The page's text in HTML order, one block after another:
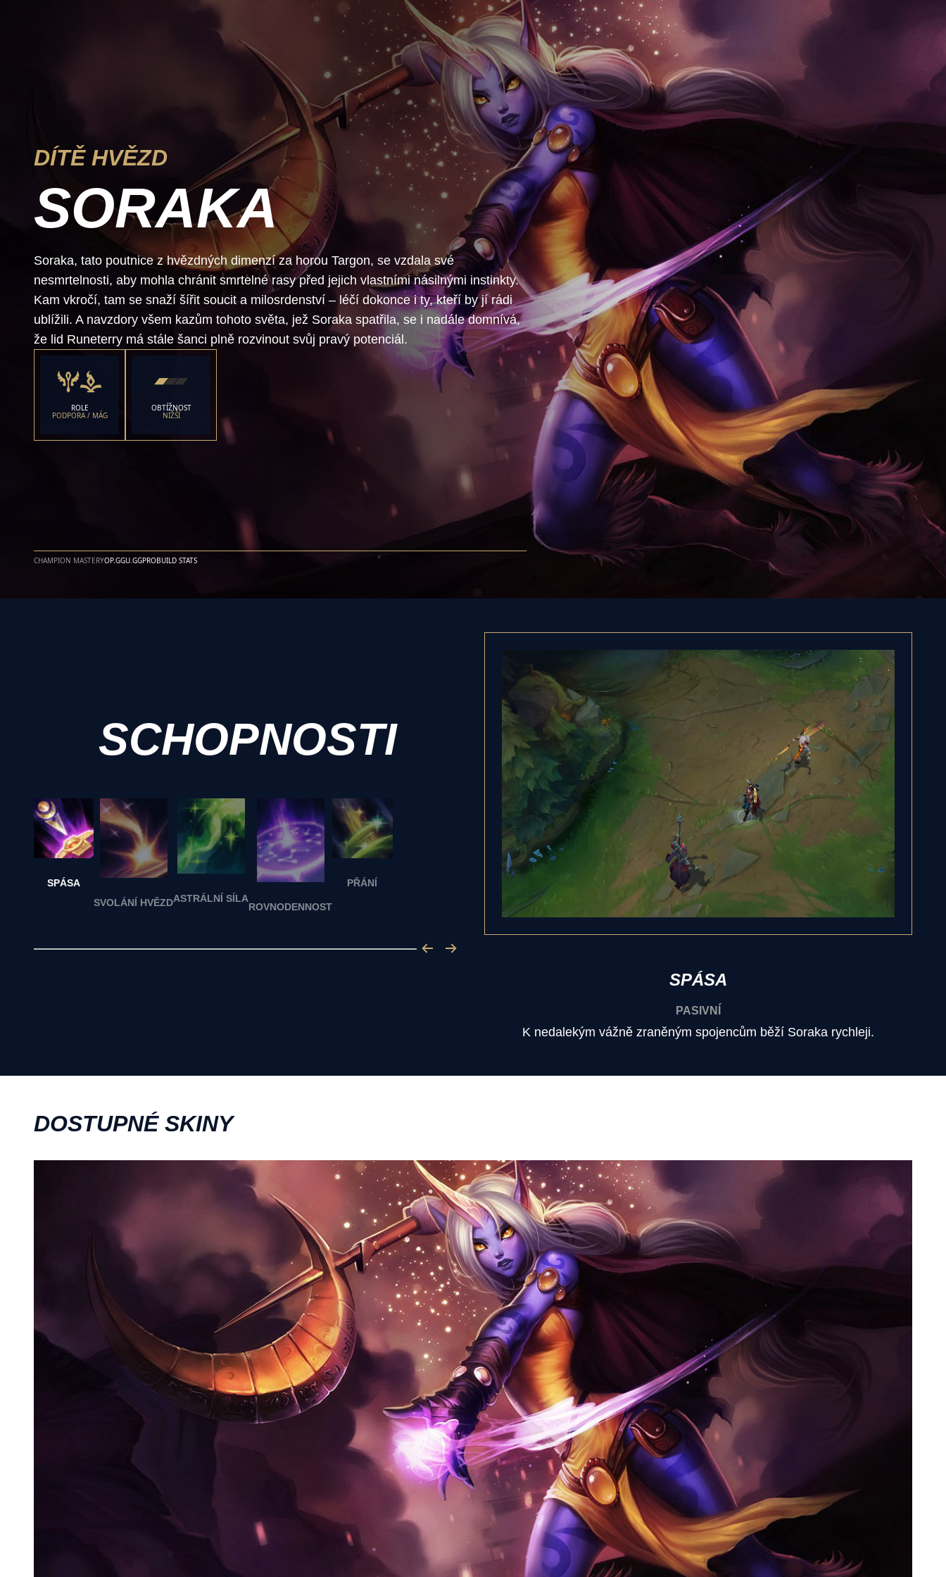
DÍTĚ HVĚZD
SORAKA
Soraka, tato poutnice z hvězdných dimenzí za horou Targon, se vzdala své
nesmrtelnosti, aby mohla chránit smrtelné rasy před jejich vlastními násilnými instinkty.
Kam vkročí, tam se snaží šířit soucit a milosrdenství – léčí dokonce i ty, kteří by jí rádi
ublížili. A navzdory všem kazům tohoto světa, jež Soraka spatřila, se i nadále domnívá,
že lid Runeterry má stále šanci plně rozvinout svůj pravý potenciál.
ROLE
PODPORA / MÁG
OBTÍŽNOST
NIŽŠÍ
CHAMPION MASTERYOP.GGU.GGPROBUILD STATS
SCHOPNOSTI
SPÁSA
SVOLÁNÍ HVĚZDASTRÁLNÍ SÍLA
ROVNODENNOST
PŘÁNÍ
SPÁSA
PASIVNÍ
K nedalekým vážně zraněným spojencům běží Soraka rychleji.
DOSTUPNÉ SKINY